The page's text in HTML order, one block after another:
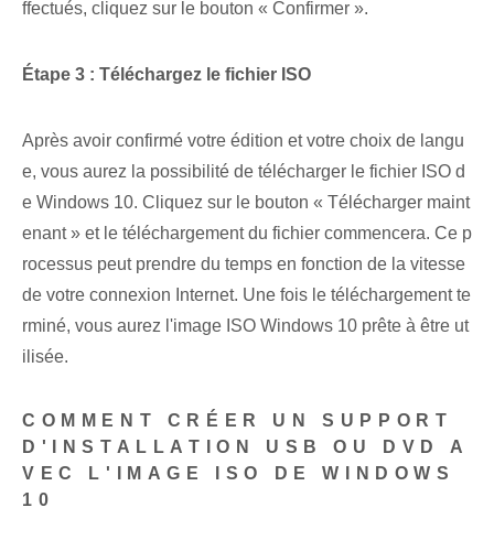
ffectués, cliquez sur le bouton « Confirmer ».
Étape 3 : Téléchargez le fichier ISO
Après avoir confirmé votre édition et votre choix de langu
e, vous aurez la possibilité de télécharger le fichier ISO d
e Windows 10. Cliquez sur le bouton « Télécharger maint
enant » et le téléchargement du fichier commencera. Ce p
rocessus peut prendre du temps en fonction de la vitesse⁤
de votre connexion Internet. ‌Une fois le téléchargement te
rminé,⁣ vous aurez ⁤l'image ISO ⁢Windows‌ 10 prête ⁢à être ut
ilisée.
COMMENT CRÉER UN SUPPORT
D'INSTALLATION USB OU DVD A
VEC L'IMAGE ISO DE WINDOWS
10